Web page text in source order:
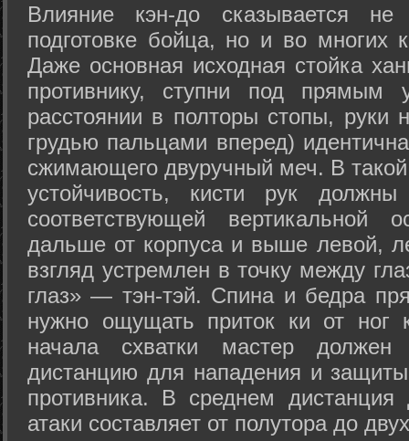
Влияние кэн-до сказывается не
подготовке бойца, но и во многих
Даже основная исходная стойка
противнику, ступни под прямым
расстоянии в полторы стопы, руки
грудью пальцами вперед)
сжимающего двуручный меч. В
устойчивость, кисти рук
соответствующей
дальше от корпуса и выше левой,
взгляд устремлен в точку между
глаз» — тэн-тэй. Спина и бедра
нужно ощущать приток ки от
начала схватки мастер должен
дистанцию для нападения и
противника. В среднем
атаки составляет от полутора до